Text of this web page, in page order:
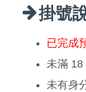
掛號
已完成
未滿 18
未有身